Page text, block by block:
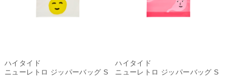
ハイタイド
ニューレトロ ジッパーバッグ S
ハイタイド
ニューレトロ ジッパーバッグ S